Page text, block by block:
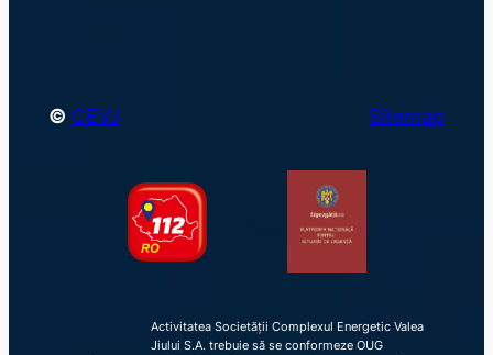
© CEVJ Sitemap
Activitatea Societății Complexul Energetic Valea
Jiului S.A. trebuie să se conformeze OUG